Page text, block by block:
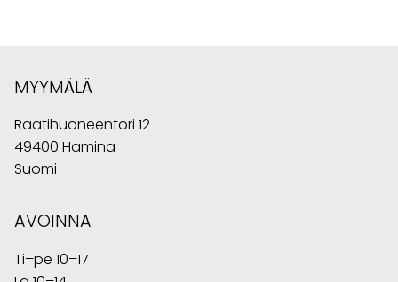
MYYMÄLÄ
Raatihuoneentori 12
49400 Hamina
Suomi
AVOINNA
Ti–pe 10–17